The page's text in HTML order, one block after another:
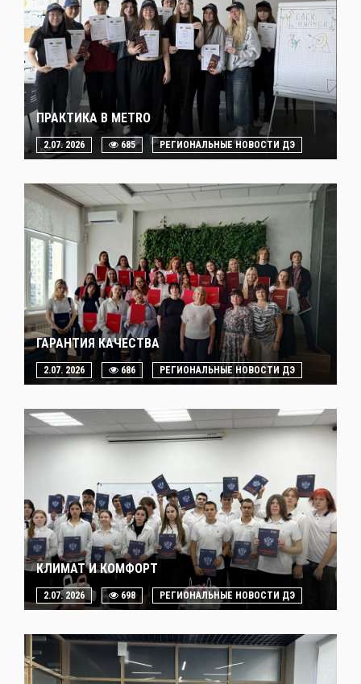
ПРАКТИКА В METRO
2.07. 2026 685 РЕГИОНАЛЬНЫЕ НОВОСТИ ДЭ
ГАРАНТИЯ КАЧЕСТВА
2.07. 2026 686 РЕГИОНАЛЬНЫЕ НОВОСТИ ДЭ
КЛИМАТ И КОМФОРТ
2.07. 2026 698 РЕГИОНАЛЬНЫЕ НОВОСТИ ДЭ